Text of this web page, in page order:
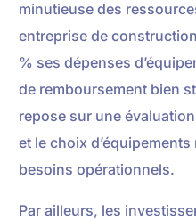
minutieuse des
entreprise de
% ses dépenses
de remboursement bien
repose sur une
et le choix
besoins opérationnels.
Par ailleurs, les